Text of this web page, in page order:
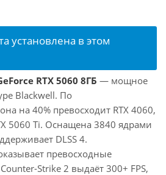
установлена в этом
RTX 5060 8ГБ — мощное
Blackwell. По
на 40% превосходит RTX 4060,
5060 Ti. Оснащена 3840 ядрами
DLSS 4.
превосходные
Strike 2 выдаёт 300+ FPS,